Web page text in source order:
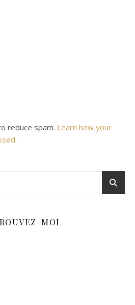
reduce spam. Learn how your
.
MOI